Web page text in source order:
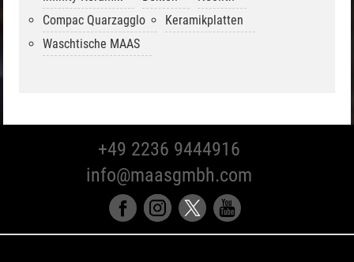
Compac Quarzagglo
Keramikplatten
Waschtische MAAS
+49 2236 9444916
info@maasgmbh.com